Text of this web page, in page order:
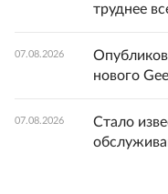
труднее
07.08.2026
нового
07.08.2026
Стало